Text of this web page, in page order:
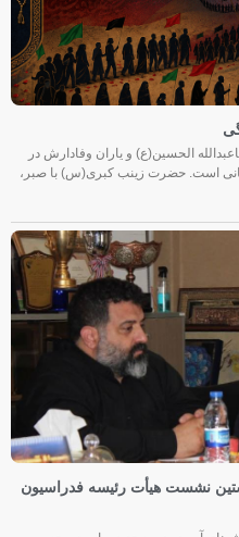
الحسین(ع) و یاران وفادارش در
است. حضرت زینب کبری(س) با صبر،
نشست هیأت رئیسه فدراسیون